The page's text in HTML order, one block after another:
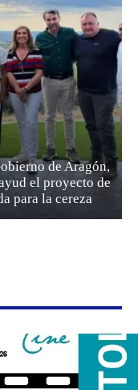
de Aragón,
el proyecto de
para la cereza